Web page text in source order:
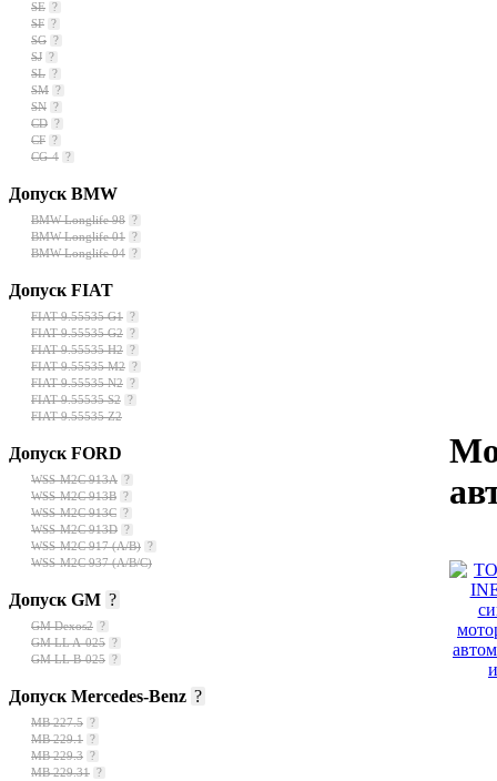
SE ?
SF ?
SG ?
SJ ?
SL ?
SM ?
SN ?
CD ?
CF ?
CG-4 ?
Допуск BMW
BMW Longlife 98 ?
BMW Longlife 01 ?
BMW Longlife 04 ?
Допуск FIAT
FIAT 9.55535 G1 ?
FIAT 9.55535 G2 ?
FIAT 9.55535 H2 ?
FIAT 9.55535 M2 ?
FIAT 9.55535 N2 ?
FIAT 9.55535 S2 ?
FIAT 9.55535 Z2
Допуск FORD
WSS-M2C 913A ?
WSS-M2C 913B ?
WSS-M2C 913C ?
WSS-M2C 913D ?
WSS-M2C 917 (A/B) ?
WSS-M2C 937 (A/B/C)
Допуск GM ?
GM Dexos2 ?
GM LL A-025 ?
GM LL B-025 ?
Допуск Mercedes-Benz ?
МВ 227.5 ?
MB 229.1 ?
MB 229.3 ?
MB 229.31 ?